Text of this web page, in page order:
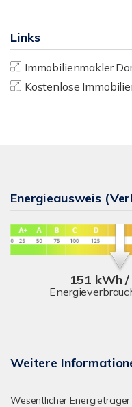
Links
Immobilienmakler
Kostenlose
Energieausweis
151 kWh /
Weitere
Wesentlicher Energieträger